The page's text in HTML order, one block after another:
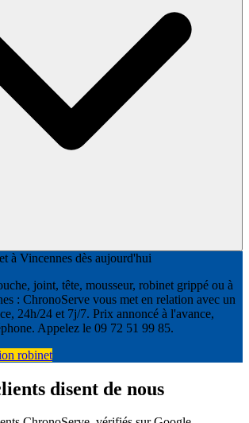
à Vincennes dès aujourd'hui
joint, tête, mousseur, robinet grippé ou à
: ChronoServe vous met en relation avec un
24h/24 et 7j/7. Prix annoncé à l'avance,
Appelez le 09 72 51 99 85.
robinet
disent de nous